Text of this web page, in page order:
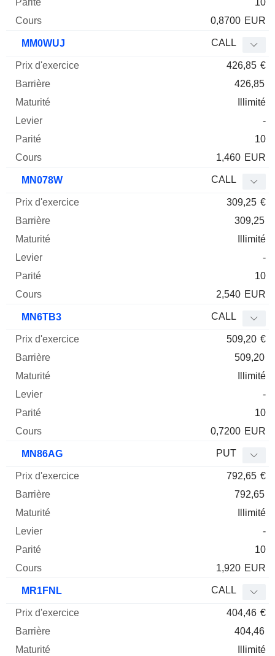
10
0,8700 EUR
MM0WUJ CALL
426,85 €
426,85
Illimité
-
10
1,460 EUR
MN078W CALL
309,25 €
309,25
Illimité
-
10
2,540 EUR
MN6TB3 CALL
509,20 €
509,20
Illimité
-
10
0,7200 EUR
MN86AG PUT
792,65 €
792,65
Illimité
-
10
1,920 EUR
MR1FNL CALL
404,46 €
404,46
Illimité